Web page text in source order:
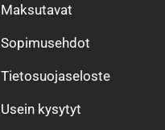
Maksutavat
Sopimusehdot
Tietosuojaseloste
Usein kysytyt